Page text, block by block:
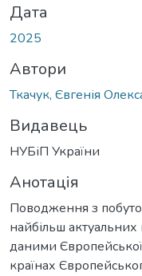
Дата
2025
Автори
Ткачук, Євгенія
Видавець
НУБіП України
Анотація
Поводження з
найбільш актуальних
даними Європейської
країнах